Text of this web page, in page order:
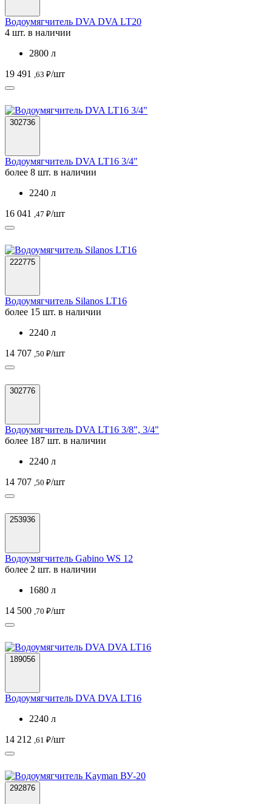
Водоумягчитель DVA DVA LT20
4 шт. в наличии
2800 л
19 491
,63 ₽/шт
302736
Водоумягчитель DVA LT16 3/4"
более 8 шт. в наличии
2240 л
16 041
,47 ₽/шт
222775
Водоумягчитель Silanos LT16
более 15 шт. в наличии
2240 л
14 707 ,50 ₽/шт
302776
Водоумягчитель DVA LT16 3/8", 3/4"
более 187 шт. в наличии
2240 л
14 707 ,50 ₽/шт
253936
Водоумягчитель Gabino WS 12
более 2 шт. в наличии
1680 л
14 500 ,70 ₽/шт
189056
Водоумягчитель DVA DVA LT16
2240 л
14 212 ,61 ₽/шт
292876